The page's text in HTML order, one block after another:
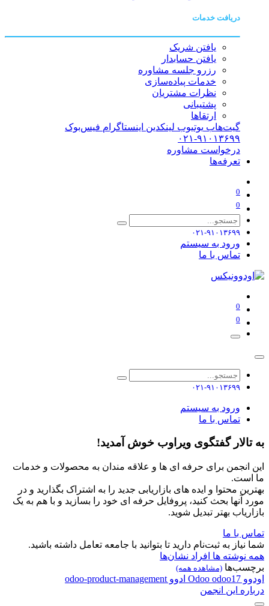
دریافت خدمات
یافتن شریک
یافتن حسابدار
رزرو جلسه مشاوره
خدمات پیاده‌سازی
نظرات مشتریان
پشتیبانی
ارتقاها
گیت‌هاب یوتیوب لینکدین اینستاگرام فیس‌بوک
۰۲۱-۹۱۰۱۳۶۹۹
درخواست مشاوره
تعرفه‌ها
0
0
۰۲۱-۹۱۰۱۳۶۹۹
ورود به سیستم
تماس با ما
0
0
۰۲۱-۹۱۰۱۳۶۹۹
ورود به سیستم
تماس با ما
به تالار گفتگوی ویراوب خوش آمدید!
این انجمن برای حرفه ای ها و علاقه مندان به محصولات و خدمات
ما است.
بهترین محتوا و ایده های بازاریابی جدید را به اشتراک بگذارید و در
مورد آنها بحث کنید، پروفایل حرفه ای خود را بسازید و با هم به یک
بازاریاب بهتر تبدیل شوید.
تماس با ما
شما نیاز به ثبت‌نام دارید تا بتوانید با جامعه تعامل داشته باشید.
همه نوشته ها افراد نشان‌ها
برچسب‌ها (مشاهده همه)
اودوو Odoo odoo17 ادوو odoo-product-management
درباره این انجمن